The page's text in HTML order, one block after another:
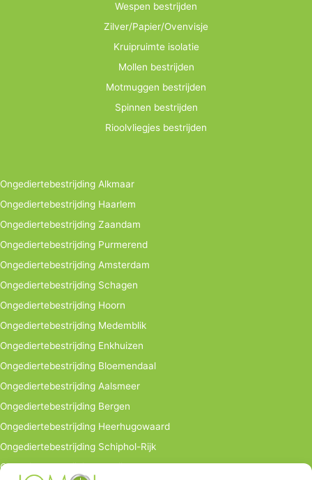
Wespen bestrijden
Zilver/Papier/Ovenvisje
Kruipruimte isolatie
Mollen bestrijden
Motmuggen bestrijden
Spinnen bestrijden
Rioolvliegjes bestrijden
Ongediertebestrijding Alkmaar
Ongediertebestrijding Haarlem
Ongediertebestrijding Zaandam
Ongediertebestrijding Purmerend
Ongediertebestrijding Amsterdam
Ongediertebestrijding Schagen
Ongediertebestrijding Hoorn
Ongediertebestrijding Medemblik
Ongediertebestrijding Enkhuizen
Ongediertebestrijding Bloemendaal
Ongediertebestrijding Aalsmeer
Ongediertebestrijding Bergen
Ongediertebestrijding Heerhugowaard
Ongediertebestrijding Schiphol-Rijk
Ongediertebestrijding bedrijven